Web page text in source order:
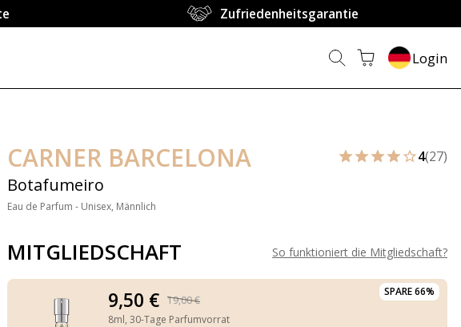
Zufriedenheitsgarantie
Login
CARNER BARCELONA
Botafumeiro
Eau de Parfum - Unisex, Männlich
4(27)
MITGLIEDSCHAFT So funktioniert die Mitgliedschaft?
SPARE 66%
9,50 €
19,00 €
8ml, 30-Tage Parfumvorrat